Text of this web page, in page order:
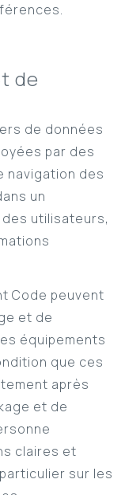
de
de données
par des
navigation des
un
utilisateurs,
Code peuvent
et de
équipements
que ces
après
et de
claires et
sur les